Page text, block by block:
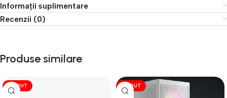
Informații suplimentare
Recenzii (0)
Produse similare
VÎNDUT VÎNDUT